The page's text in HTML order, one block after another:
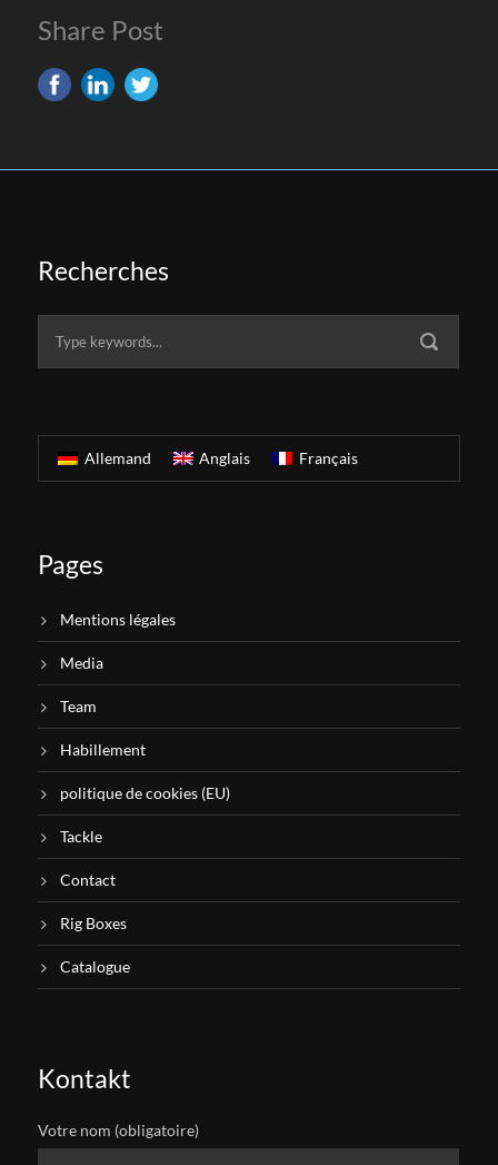
Share Post
Recherches
Allemand Anglais Français
Pages
Mentions légales
Media
Team
Habillement
politique de cookies (EU)
Tackle
Contact
Rig Boxes
Catalogue
Kontakt
Votre nom (obligatoire)